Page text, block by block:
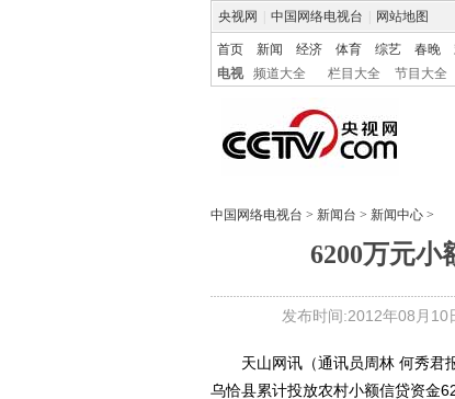
央视网 中国网络电视台 网站地图
首页 新闻 经济 体育 综艺 春晚
电视
频道大全 栏目大全 节目大全
中国网络电视台 > 新闻台 > 新闻中心 >
6200万元小
发布时间:2012年08月10
天山网讯（通讯员周林 何秀君报
乌恰县累计投放农村小额信贷资金